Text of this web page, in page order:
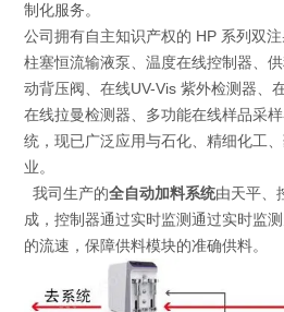
制化服务。
公司拥有自主知识产权的 HP 系列双
柱塞恒流输液泵、温度在线控制器、
动背压阀、在线UV-Vis 紫外检测器、
在线拉曼检测器、多功能在线样品采
统，现已广泛应用与石化、精细化工
业。
我司生产的全自动加料系统由天平、
成，控制器通过实时监测通过实时监
的流速，保障供料模块的准确供料。